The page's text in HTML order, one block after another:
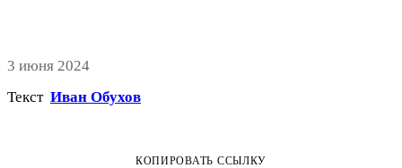
3 июня 2024
Текст Иван Обухов
КОПИРОВАТЬ ССЫЛКУ